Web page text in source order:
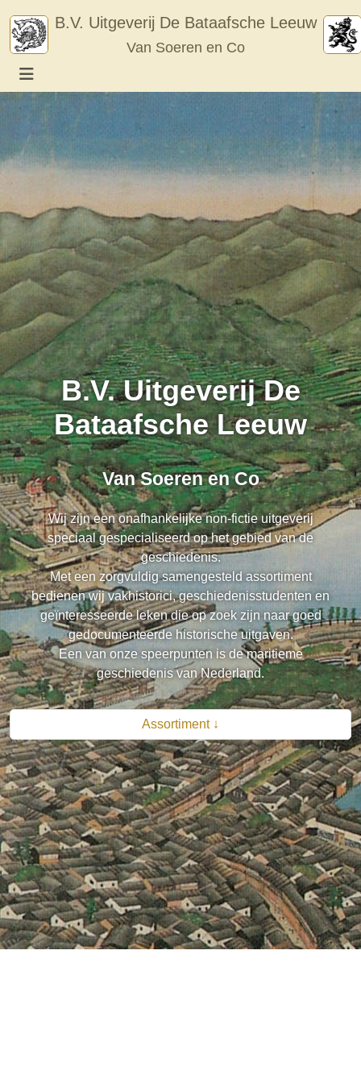
content
B.V. Uitgeverij De Bataafsche Leeuw
Van Soeren en Co
B.V. Uitgeverij De
Bataafsche Leeuw
Van Soeren en Co
Wij zijn een onafhankelijke non-fictie uitgeverij
speciaal gespecialiseerd op het gebied van de
geschiedenis.
Met een zorgvuldig samengesteld assortiment
bedienen wij vakhistorici, geschiedenisstudenten en
geïnteresseerde leken die op zoek zijn naar goed
gedocumenteerde historische uitgaven.
Een van onze speerpunten is de maritieme
geschiedenis van Nederland.
Assortiment ↓